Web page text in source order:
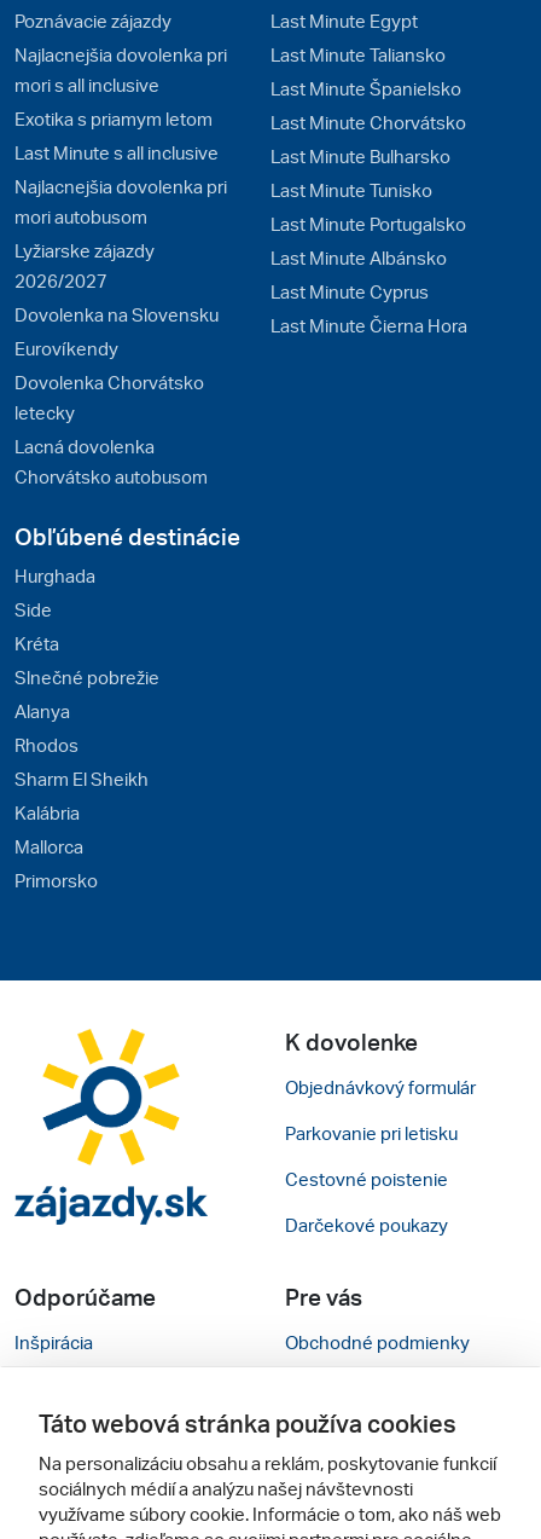
Poznávacie zájazdy
Najlacnejšia dovolenka pri
mori s all inclusive
Exotika s priamym letom
Last Minute s all inclusive
Najlacnejšia dovolenka pri
mori autobusom
Lyžiarske zájazdy
2026/2027
Dovolenka na Slovensku
Eurovíkendy
Dovolenka Chorvátsko
letecky
Lacná dovolenka
Chorvátsko autobusom
Last Minute Egypt
Last Minute Taliansko
Last Minute Španielsko
Last Minute Chorvátsko
Last Minute Bulharsko
Last Minute Tunisko
Last Minute Portugalsko
Last Minute Albánsko
Last Minute Cyprus
Last Minute Čierna Hora
Obľúbené destinácie
Hurghada
Side
Kréta
Slnečné pobrežie
Alanya
Rhodos
Sharm El Sheikh
Kalábria
Mallorca
Primorsko
K dovolenke
Objednávkový formulár
Parkovanie pri letisku
Cestovné poistenie
Darčekové poukazy
Odporúčame
Inšpirácia
Cestovné kancelárie
Zájezdy.cz
Pre vás
Obchodné podmienky
Nastavenie cookies
Mobilná verzia webu
Táto webová stránka používa cookies
Na personalizáciu obsahu a reklám, poskytovanie funkcií
sociálnych médií a analýzu našej návštevnosti
využívame súbory cookie. Informácie o tom, ako náš web